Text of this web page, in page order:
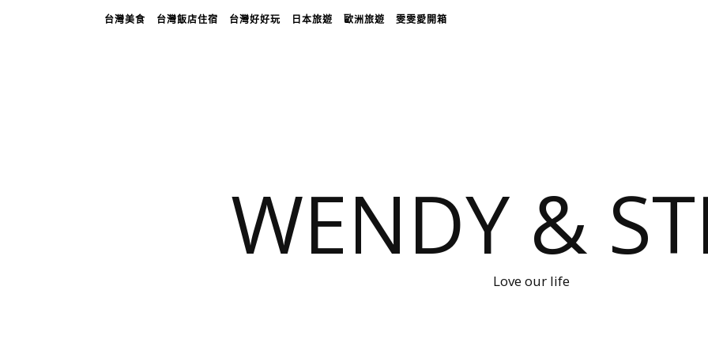
台灣美食 台灣飯店住宿 台灣好好玩 日本旅遊 歐洲旅遊 雯雯愛開箱
WENDY &
Love our life